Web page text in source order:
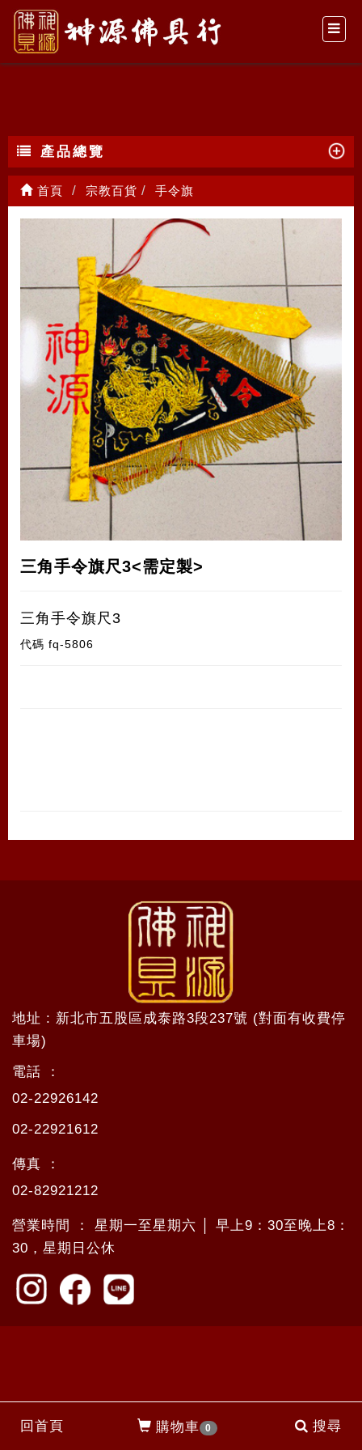
回首頁 購物車 0 搜尋
手令旗
產品總覽
首頁 宗教百貨 手令旗
三角手令旗尺3<需定製>
三角手令旗尺3
代碼 fq-5806
地址 : 新北市五股區成泰路3段237號 (對面有收費停
車場)
電話 ：
02-22926142
02-22921612
傳真 ：
02-82921212
營業時間 ： 星期一至星期六 │ 早上9：30至晚上8：
30，星期日公休